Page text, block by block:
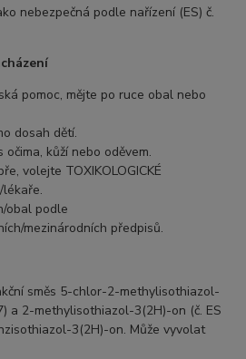
nebezpečná podle nařízení (ES) č.
pomoc, mějte po ruce obal nebo
dosah dětí.
kůží nebo oděvem.
volejte TOXIKOLOGICKÉ
lékaře.
obal podle
mezinárodních předpisů.
směs 5-chlor-2-methylisothiazol-
a 2-methylisothiazol-3(2H)-on (č. ES
3(2H)-on. Může vyvolat